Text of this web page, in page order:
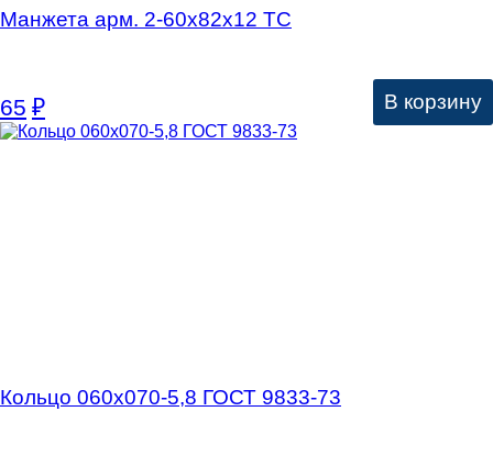
Манжета арм. 2-60х82х12 ТC
65 ₽ В корзину
Кольцо 060х070-5,8 ГОСТ 9833-73